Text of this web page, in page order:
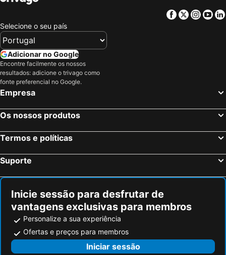
Facebook
Twitter
Selecione o seu país
Adicionar no Google
Encontre facilmente os nossos
resultados: adicione o trivago como
fonte preferencial no Google.
Empresa
Os nossos produtos
Termos e políticas
Suporte
Inicie sessão para desfrutar de
vantagens exclusivas para membros
Personalize a sua experiência
Ofertas e preços para membros
Iniciar sessão